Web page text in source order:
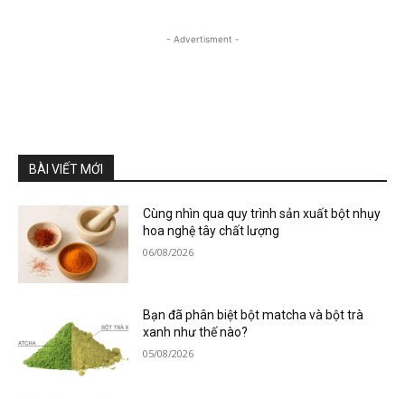
- Advertisment -
BÀI VIẾT MỚI
Cùng nhìn qua quy trình sản xuất bột nhụy
hoa nghệ tây chất lượng
06/08/2026
Bạn đã phân biệt bột matcha và bột trà
xanh như thế nào?
05/08/2026